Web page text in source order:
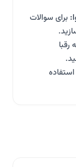
برای سوالات
رقبا